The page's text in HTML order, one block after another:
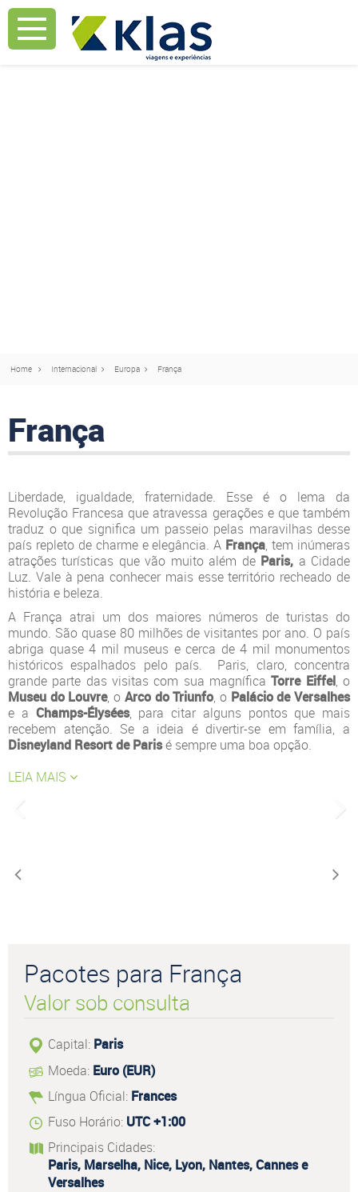
Mostrar Aviso
Home Internacional Europa França
França
Liberdade, igualdade, fraternidade. Esse é o lema da
Revolução Francesa que atravessa gerações e que também
traduz o que significa um passeio pelas maravilhas desse
país repleto de charme e elegância. A França, tem inúmeras
atrações turísticas que vão muito além de Paris, a Cidade
Luz. Vale à pena conhecer mais esse território recheado de
história e beleza.
A França atrai um dos maiores números de turistas do
mundo. São quase 80 milhões de visitantes por ano. O país
abriga quase 4 mil museus e cerca de 4 mil monumentos
históricos espalhados pelo país. Paris, claro, concentra
grande parte das visitas com sua magníficaTorre Eiffel, o
Museu do Louvre, o Arco do Triunfo, o Palácio de Versalhes
e a Champs-Élysées, para citar alguns pontos que mais
recebem atenção. Se a ideia é divertir-se em família, a
Disneyland Resort de Parisé sempre uma boa opção.
LEIA MAIS
Pacotes para França
Valor sob consulta
Capital: Paris
Moeda: Euro (EUR)
Língua Oficial: Frances
Fuso Horário: UTC +1:00
Principais Cidades:
Paris, Marselha, Nice, Lyon, Nantes, Cannes e
Versalhes